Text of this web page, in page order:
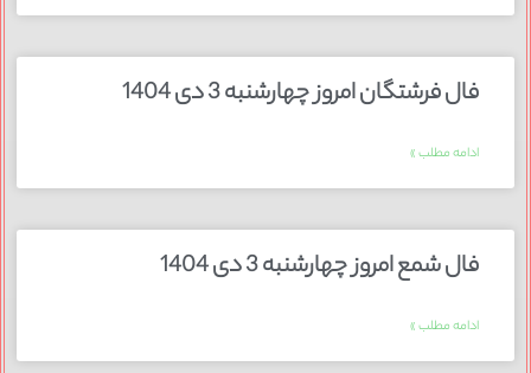
فال فرشتگان امروز چهارشنبه 3 دی 1404
ادامه مطلب »
فال شمع امروز چهارشنبه 3 دی 1404
ادامه مطلب »